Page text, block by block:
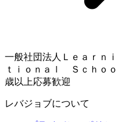
一般社団法人Ｌｅａｒ
ｔｉｏｎａｌ Ｓｃｈｏ
歳以上応募歓迎
レバジョブについて